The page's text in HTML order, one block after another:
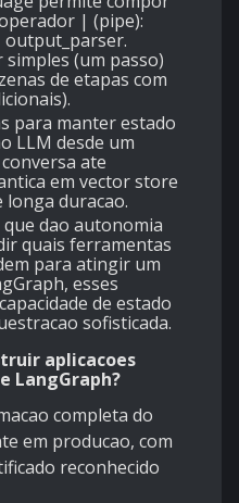
| (pipe):
(um passo)
de etapas com
para manter estado
LLM desde um
ate
em vector store
longa duracao.
dao autonomia
quais ferramentas
para atingir um
esses
de estado
sofisticada.
aplicacoes
LangGraph?
completa do
em producao, com
reconhecido